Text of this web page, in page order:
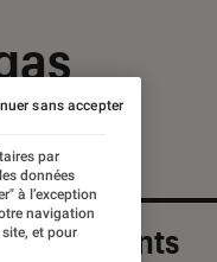
plus récents
par
données
à l’exception
navigation
et pour
sans accepter